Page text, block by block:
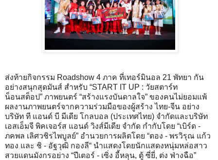
ส่งท้ายกิจกรรม Roadshow 4 ภาค ที่เทอร์มินอล 21 พัทยา กัน
อย่างสนุกสุดมันส์ สำหรับ “START IT UP : วัยสตาร์ท
น็อนสต็อป” ภาพยนตร์ “สร้างแรงบันดาลใจ” ของคนไม่ยอมแพ้
ผลงานภาพยนตร์จากความร่วมมือของผู้สร้าง ไทย-จีน อย่าง
บริษัท ที แอนด์ บี มีเดีย โกลบอล (ประเทศไทย) จำกัดและบริษัท
เอสเอ็มจี พิคเจอร์ส แอนด์ วิงส์มีเดีย จำกัด กำกับโดย “เบิร์ด -
ภคพล เลิศวชิรไพบูลย์” อำนวยการผลิตโดย “ตอง - พรวิรุณ แก้ว
ทอง และ ชิ - อัฐวุฒิ กองลี“ นำแสดงโดยนักแสดงหนุ่มหล่อสาว
สวยแดนมังกรอย่าง “ปีเตอร์ - เซิ่ง อี้หลุน, ตู้ ซี่ยี่, ต่ง ฟ่างฉือ”